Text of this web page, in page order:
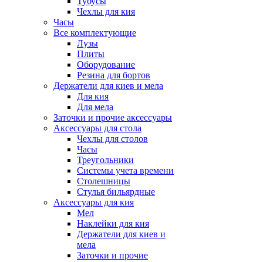
Чехлы для кия
Часы
Все комплектующие
Лузы
Плиты
Оборудование
Резина для бортов
Держатели для киев и мела
Для кия
Для мела
Заточки и прочие аксессуары
Аксессуары для стола
Чехлы для столов
Часы
Треугольники
Системы учета времени
Столешницы
Стулья бильярдные
Аксессуары для кия
Мел
Наклейки для кия
Держатели для киев и
мела
Заточки и прочие